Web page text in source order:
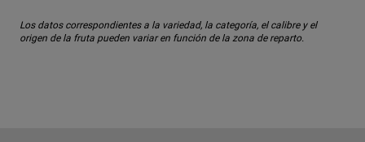
Los datos correspondientes a la variedad, la categoría, el calibre y el
origen de la fruta pueden variar en función de la zona de reparto.